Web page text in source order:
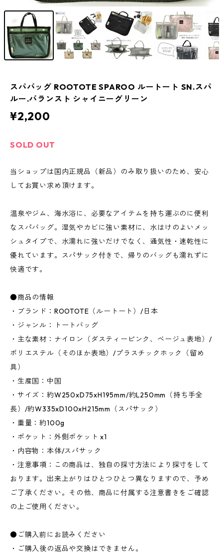
スパバッグ ROOTOTE SPAROO ルートート SN.スパ
ルー.バランスト シャイニーグリーン
¥2,200
SOLD OUT
当ショップは国内正規品（新品）のみ取り扱いのため、安心
してお買い求め頂けます。
温泉やジム、海水浴に、必要なアイテムを持ち運ぶのに便利
なスパバッグ。湿気やカビに強い素材に、水はけのよいメッ
シュタイプで、水濡れに強いだけでなく、通気性・速乾性に
優れています。スパサック付きで、帰りのバッグも濡れずに
快適です。
●商品の情報
・ブランド：ROOTOTE（ルートート）/日本
・ジャンル：トートバッグ
・主な素材：ナイロン（ダスティーピンク、ベージュ表地）/
ポリエステル（そのほか表地）/プラスチックホック（留め
具）
・生産国：中国
・サイズ：約W250xD75xH195mm/約L250mm（持ち手全
長）/約W335xD100xH215mm（スパサック）
・重量：約100g
・ポケット：外側ポケット x1
・内容物：本体/スパサック
・注意事項：この商品は、独自の採寸方法により採寸をして
おります。出来上がりはひとつひとつ異なりますので、予め
ご了承ください。その他、商品に付属する注意書きをご確認
の上ご使用ください。
●ご購入前にお読みください
・ご購入後の返品や交換はできません。